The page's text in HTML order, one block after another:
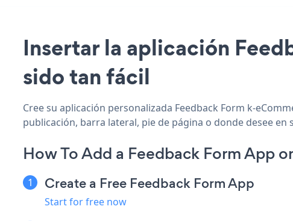
Insertar la aplicación
sido tan fácil
Cree su aplicación personalizada Feedback Form k-
publicación, barra lateral, pie de página o donde desee en
How To Add a Feedback Form App
Create a Free Feedback Form App
Start for free now